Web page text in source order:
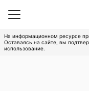
На информационном ресурсе
Оставаясь на сайте, вы
использование.